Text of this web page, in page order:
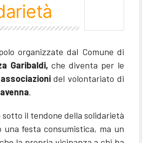
organizzate dal Comune di
Garibaldi,che diventa per le
del volontariato di
.
sotto il tendone della solidarietà
festa consumistica, ma un